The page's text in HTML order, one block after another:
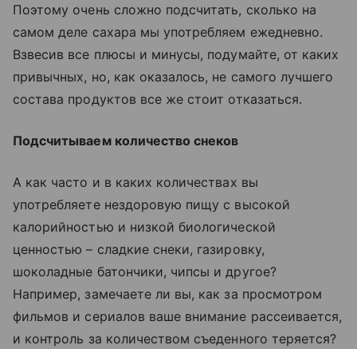
Поэтому очень сложно подсчитать, сколько на
самом деле сахара мы употребляем ежедневно.
Взвесив все плюсы и минусы, подумайте, от каких
привычных, но, как оказалось, не самого лучшего
состава продуктов все же стоит отказаться.
Подсчитываем количество снеков
А как часто и в каких количествах вы
употребляете нездоровую пищу с высокой
калорийностью и низкой биологической
ценностью – сладкие снеки, газировку,
шоколадные батончики, чипсы и другое?
Например, замечаете ли вы, как за просмотром
фильмов и сериалов ваше внимание рассеивается,
и контроль за количеством съеденного теряется?